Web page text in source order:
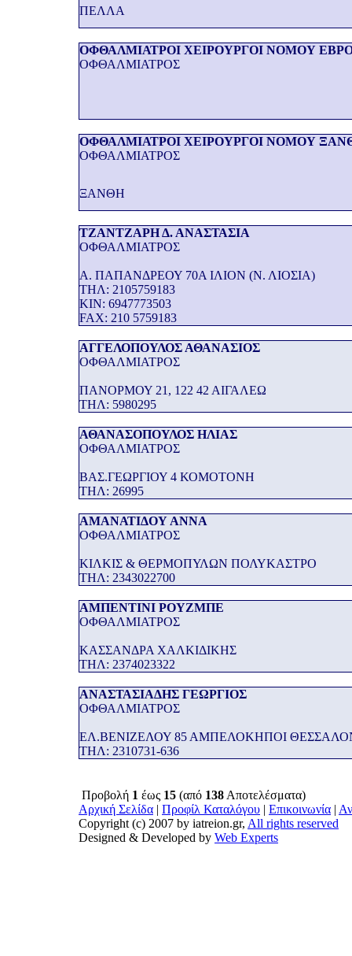
ΠΕΛΛΑ
ΟΦΘΑΛΜΙΑΤΡΟΙ ΧΕΙΡΟΥΡΓΟΙ ΝΟΜΟΥ
ΟΦΘΑΛΜΙΑΤΡΟΣ
ΟΦΘΑΛΜΙΑΤΡΟΙ ΧΕΙΡΟΥΡΓΟΙ ΝΟΜΟΥ
ΟΦΘΑΛΜΙΑΤΡΟΣ
ΞΑΝΘΗ
ΤΖΑΝΤΖΑΡΗ Δ. ΑΝΑΣΤΑΣΙΑ
ΟΦΘΑΛΜΙΑΤΡΟΣ
Α. ΠΑΠΑΝΔΡΕΟΥ 70Α ΙΛΙΟΝ (Ν. ΛΙΟΣΙΑ)
THΛ: 2105759183
KIN: 6947773503
FAX: 210 5759183
ΑΓΓΕΛΟΠΟΥΛΟΣ ΑΘΑΝΑΣΙΟΣ
ΟΦΘΑΛΜΙΑΤΡΟΣ
ΠΑΝΟΡΜΟΥ 21, 122 42 ΑΙΓΑΛΕΩ
THΛ: 5980295
ΑΘΑΝΑΣΟΠΟΥΛΟΣ ΗΛΙΑΣ
ΟΦΘΑΛΜΙΑΤΡΟΣ
ΒΑΣ.ΓΕΩΡΓΙΟΥ 4 ΚΟΜΟΤΟΝΗ
THΛ: 26995
ΑΜΑΝΑΤΙΔΟΥ ΑΝΝΑ
ΟΦΘΑΛΜΙΑΤΡΟΣ
ΚΙΛΚΙΣ & ΘΕΡΜΟΠΥΛΩΝ ΠΟΛΥΚΑΣΤΡΟ
THΛ: 2343022700
ΑΜΠΕΝΤΙΝΙ ΡΟΥΖΜΠΕ
ΟΦΘΑΛΜΙΑΤΡΟΣ
ΚΑΣΣΑΝΔΡΑ ΧΑΛΚΙΔΙΚΗΣ
THΛ: 2374023322
ΑΝΑΣΤΑΣΙΑΔΗΣ ΓΕΩΡΓΙΟΣ
ΟΦΘΑΛΜΙΑΤΡΟΣ
ΕΛ.ΒΕΝΙΖΕΛΟΥ 85 ΑΜΠΕΛΟΚΗΠΟΙ
THΛ: 2310731-636
Προβολή 1 έως 15 (από 138 Αποτελέσματα)
Αρχική Σελίδα | Προφίλ Καταλόγου | Επικοινωνία |
Copyright (c) 2007 by iatreion.gr, All rights reserved
Designed & Developed by Web Experts